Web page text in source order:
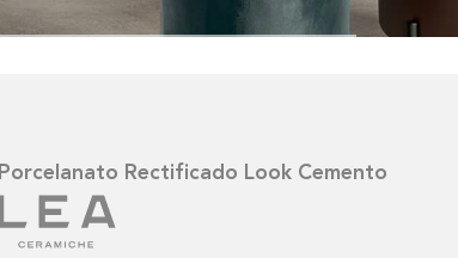
Porcelanato Rectificado Look Cemento